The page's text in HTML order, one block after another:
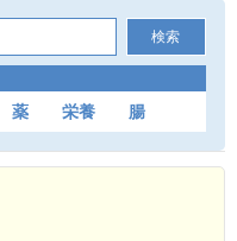
薬 栄養 腸